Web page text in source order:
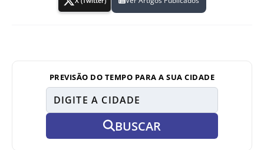
PREVISÃO DO TEMPO PARA A SUA CIDADE
BUSCAR